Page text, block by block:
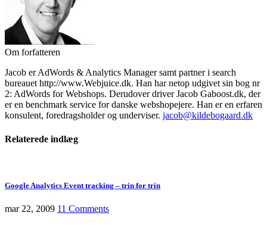
Om forfatteren
Jacob er AdWords & Analytics Manager samt partner i search
bureauet http://www.Webjuice.dk. Han har netop udgivet sin bog nr
2: AdWords for Webshops. Derudover driver Jacob Gaboost.dk, der
er en benchmark service for danske webshopejere. Han er en erfaren
konsulent, foredragsholder og underviser. jacob@kildebogaard.dk
Relaterede indlæg
Google Analytics Event tracking – trin for trin
mar 22, 2009 11 Comments